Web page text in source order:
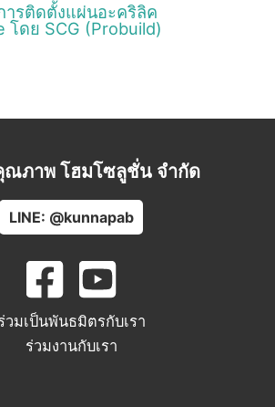
ารติดตั้งแผ่นอะคริลิค
โดย SCG (Probuild)
ณภาพ โฮมโซลูชั่น จำกัด
LINE: @kunnapab
วมเป็นพันธมิตรกับเรา
ร่วมงานกับเรา